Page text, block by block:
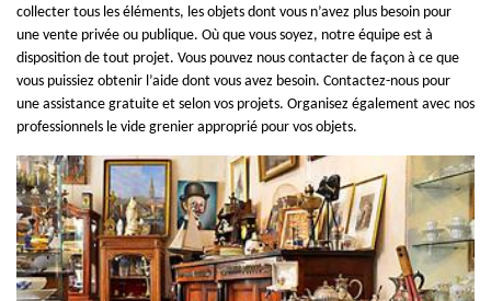
collecter tous les éléments, les objets dont vous n’avez plus besoin pour
une vente privée ou publique. Où que vous soyez, notre équipe est à
disposition de tout projet. Vous pouvez nous contacter de façon à ce que
vous puissiez obtenir l’aide dont vous avez besoin. Contactez-nous pour
une assistance gratuite et selon vos projets. Organisez également avec nos
professionnels le vide grenier approprié pour vos objets.